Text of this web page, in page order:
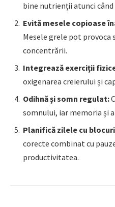
bine nutrienții atunci
Evită mesele copioase
Mesele grele pot provoca
concentrării.
Integrează exerciții
oxigenarea creierului și
Odihnă și somn regulat:
somnului, iar memoria și
Planifică zilele cu
corecte combinat cu
productivitatea.